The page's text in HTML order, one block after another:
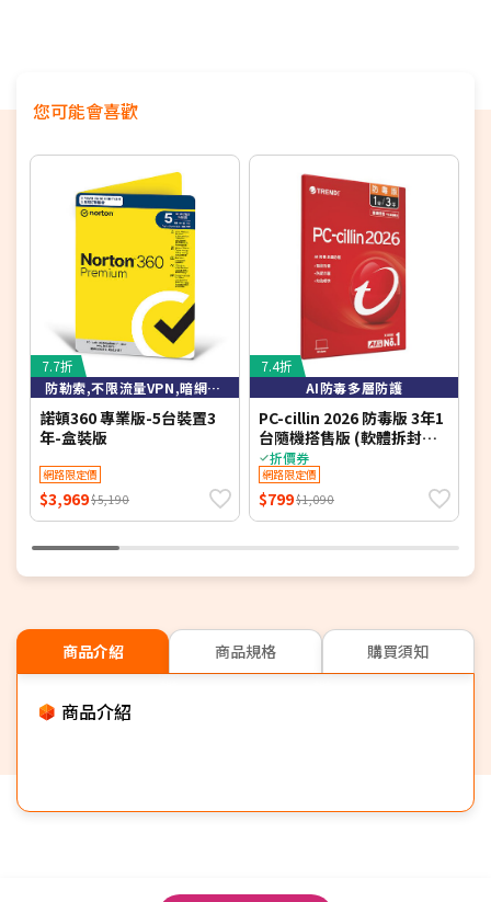
您可能會喜歡
7.7折
防勒索,不限流量VPN,暗網監測,隱私防護,100G雲端空間
諾頓360 專業版-5台裝置3
年-盒裝版
網路限定價
$3,969$5,190
7.4折
AI防毒多層防護
PC-cillin 2026 防毒版 3年1
台隨機搭售版 (軟體拆封後
恕不接受退換貨)
折價券
網路限定價
$799$1,090
商品介紹 商品規格 購買須知
商品介紹